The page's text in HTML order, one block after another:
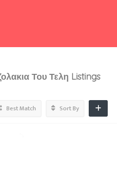
Του Τελη Listings
Best Match Sort By